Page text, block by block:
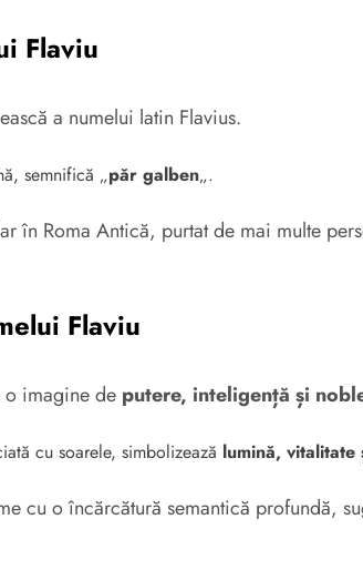
Flaviu
a numelui latin Flavius.
semnifică „păr galben„.
în Roma Antică, purtat de mai multe
Flaviu
o imagine de putere, inteligență și
cu soarele, simbolizează lumină, vitalitate
cu o încărcătură semantică profundă,